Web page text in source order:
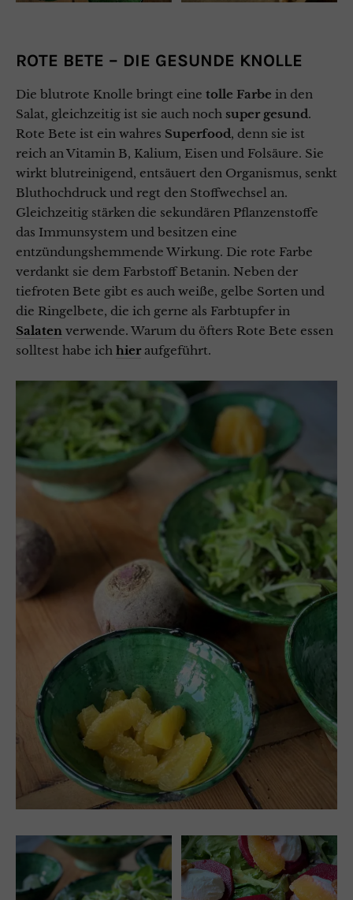
ROTE BETE – DIE GESUNDE KNOLLE
Die blutrote Knolle bringt eine tolle Farbe in den
Salat, gleichzeitig ist sie auch noch super gesund.
Rote Bete ist ein wahres Superfood, denn sie ist
reich an Vitamin B, Kalium, Eisen und Folsäure. Sie
wirkt blutreinigend, entsäuert den Organismus, senkt
Bluthochdruck und regt den Stoffwechsel an.
Gleichzeitig stärken die sekundären Pflanzenstoffe
das Immunsystem und besitzen eine
entzündungshemmende Wirkung. Die rote Farbe
verdankt sie dem Farbstoff Betanin. Neben der
tiefroten Bete gibt es auch weiße, gelbe Sorten und
die Ringelbete, die ich gerne als Farbtupfer in
Salaten verwende. Warum du öfters Rote Bete essen
solltest habe ich hieraufgeführt.